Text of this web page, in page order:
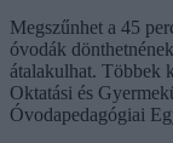
Megszűnhet a 45
óvodák
átalakulhat. Többek
Oktatási és
Óvodapedagógiai